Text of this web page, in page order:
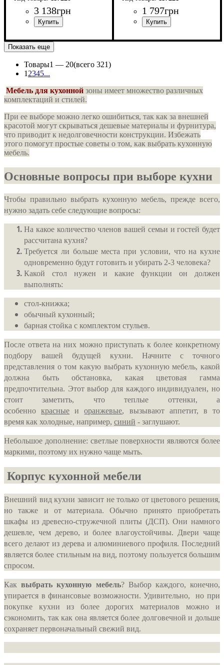
3 138грн 1 797грн
Показать еще
Товары1 — 20(всего 321)
1 2345...
Мебель для кухонной зоны имеет множество различных
комплектаций и стилей.
При ее выборе можно легко ошибиться, так как за внешней
красотой могут скрываться дешевые материалы и фурнитура,
что приводит к недолговечности конструкции. Избежать
этого помогут простые советы о том, как выбрать кухонную
мебель.
Основные вопросы при выборе кухни
Чтобы правильно выбрать кухонную мебель, прежде всего,
нужно задать себе следующие вопросы:
На какое количество членов вашей семьи и гостей будет
рассчитана кухня?
Требуется ли больше места при условии, что на кухне
одновременно будут готовить и убирать 2-3 человека?
Какой стол нужен и какие функции он должен
выполнять:
стол-книжка;
обычный кухонный;
барная стойка с комплектом стульев.
После ответа на них можно приступать к более конкретному
подбору вашей будущей кухни. Начните с точного
представления о том какую выбрать кухонную мебель, какой
должна быть обстановка, какая цветовая гамма
предпочтительна. Этот выбор для каждого индивидуален, но
стоит заметить, что теплые оттенки, а
особеннокрасные иоранжевые, вызывают аппетит, в то
время как холодные, например, синий - заглушают.
Небольшое дополнение: светлые поверхности являются более
маркими, поэтому их нужно чаще мыть.
Корпус кухонной мебели
Внешний вид кухни зависит не только от цветового решения,
но также и от материала. Обычно принято приобретать
шкафы из древесно-стружечной плиты (ДСП). Они намного
дешевле, чем дерево, и более влагоустойчивы. Двери чаще
всего делают из дерева и алюминиевого профиля. Последний
является более стильным на вид, поэтому пользуется большим
спросом.
Как выбрать кухонную мебель? Выбор каждого, конечно,
упирается в финансовые возможности. Удивительно, но при
покупке кухни из более дорогих материалов можно и
сэкономить, так как она является более долговечной и дольше
сохраняет первоначальный свежий вид.